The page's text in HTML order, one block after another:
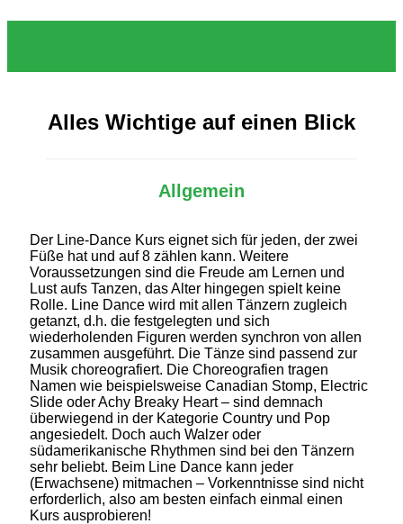
Alles Wichtige auf einen Blick
Allgemein
Der Line-Dance Kurs eignet sich für jeden, der zwei
Füße hat und auf 8 zählen kann. Weitere
Voraussetzungen sind die Freude am Lernen und
Lust aufs Tanzen, das Alter hingegen spielt keine
Rolle. Line Dance wird mit allen Tänzern zugleich
getanzt, d.h. die festgelegten und sich
wiederholenden Figuren werden synchron von allen
zusammen ausgeführt. Die Tänze sind passend zur
Musik choreografiert. Die Choreografien tragen
Namen wie beispielsweise Canadian Stomp, Electric
Slide oder Achy Breaky Heart – sind demnach
überwiegend in der Kategorie Country und Pop
angesiedelt. Doch auch Walzer oder
südamerikanische Rhythmen sind bei den Tänzern
sehr beliebt. Beim Line Dance kann jeder
(Erwachsene) mitmachen – Vorkenntnisse sind nicht
erforderlich, also am besten einfach einmal einen
Kurs ausprobieren!